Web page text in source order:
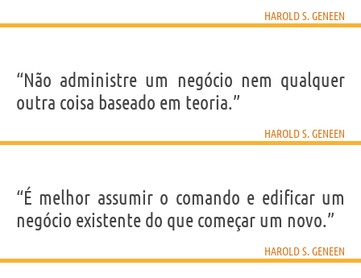
Frases, citações e aforismos de Harold S. Geneen
Personagens relacionados porPROFISSÃO
HAROLD S. GENEEN
“Não administre um negócio nem qualquer
outra coisa baseado em teoria.”
HAROLD S. GENEEN
“É melhor assumir o comando e edificar um
negócio existente do que começar um novo.”
HAROLD S. GENEEN